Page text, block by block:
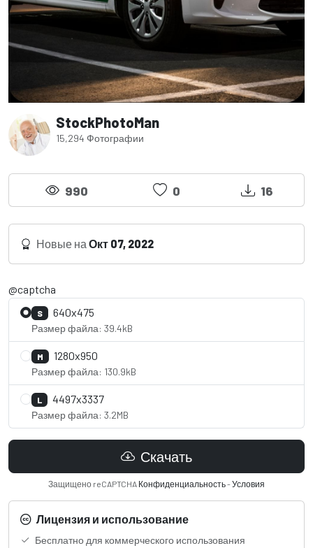
StockPhotoMan
15,294 Фотографии
990 0 16
Новые на Окт 07, 2022
@captcha
S 640x475
Размер файла: 39.4kB
M 1280x950
Размер файла: 130.9kB
L 4497x3337
Размер файла: 3.2MB
Скачать
Защищено reCAPTCHA Конфиденциальность-Условия
Лицензия и использование
Бесплатно для коммерческого использования